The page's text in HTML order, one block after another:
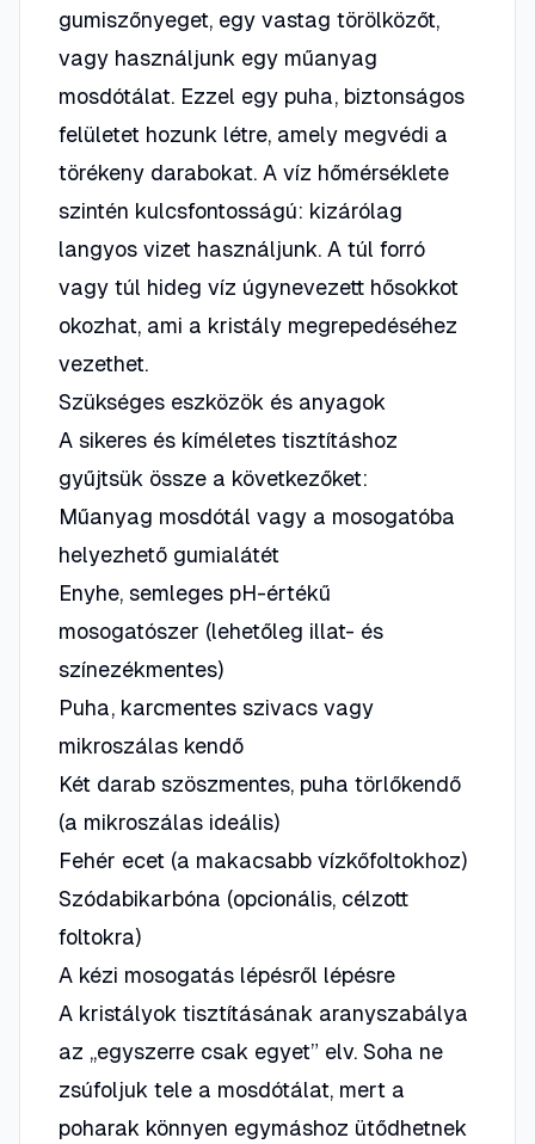
gumiszőnyeget, egy vastag törölközőt,
vagy használjunk egy műanyag
mosdótálat. Ezzel egy puha, biztonságos
felületet hozunk létre, amely megvédi a
törékeny darabokat. A víz hőmérséklete
szintén kulcsfontosságú: kizárólag
langyos vizet használjunk. A túl forró
vagy túl hideg víz úgynevezett hősokkot
okozhat, ami a kristály megrepedéséhez
vezethet.
Szükséges eszközök és anyagok
A sikeres és kíméletes tisztításhoz
gyűjtsük össze a következőket:
Műanyag mosdótál vagy a mosogatóba
helyezhető gumialátét
Enyhe, semleges pH-értékű
mosogatószer (lehetőleg illat- és
színezékmentes)
Puha, karcmentes szivacs vagy
mikroszálas kendő
Két darab szöszmentes, puha törlőkendő
(a mikroszálas ideális)
Fehér ecet (a makacsabb vízkőfoltokhoz)
Szódabikarbóna (opcionális, célzott
foltokra)
A kézi mosogatás lépésről lépésre
A kristályok tisztításának aranyszabálya
az „egyszerre csak egyet” elv. Soha ne
zsúfoljuk tele a mosdótálat, mert a
poharak könnyen egymáshoz ütődhetnek